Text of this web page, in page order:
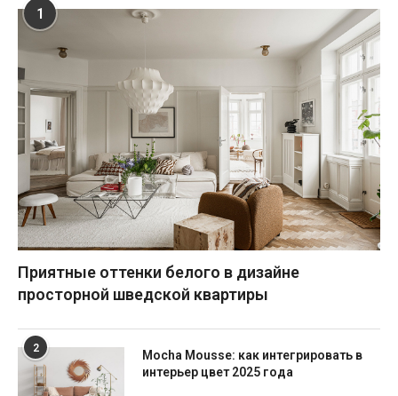
1
Приятные оттенки белого в дизайне
просторной шведской квартиры
2
Mocha Mousse: как интегрировать в
интерьер цвет 2025 года